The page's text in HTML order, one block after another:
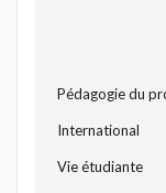
Pédagogie du
International
Vie étudiante